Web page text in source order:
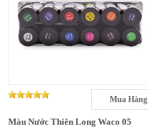
Mua Hàng
Màu Nước Thiên Long Waco 05